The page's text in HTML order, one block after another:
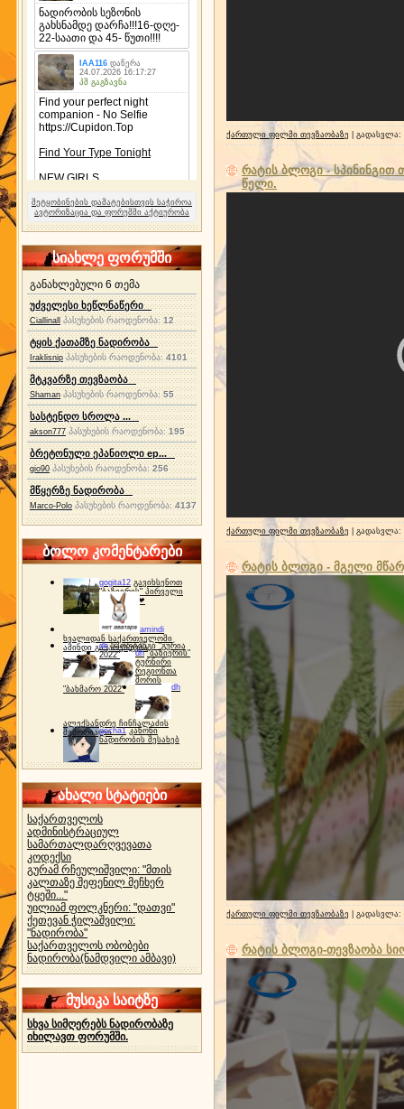
შეტყობინების დამატებისთვის საჭიროა
ავტორიზაცია და ფორუმში აქტიურობა
სიახლე ფორუმში
განახლებული 6 თემა
უძველესი ხეწლნაწერი
Ciallinall პასუხების რაოდენობა:12
ტყის ქათამზე ნადირობა
Iraklisnip პასუხების რაოდენობა: 4101
მტკვარზე თევზაობა
Shaman პასუხების რაოდენობა:55
სასტენდო სროლა ...
akson777 პასუხების რაოდენობა:195
ბრეტონული ეპანიოლი ep...
gio90 პასუხების რაოდენობა:256
მწყერზე ნადირობა
Marco-Polo პასუხების რაოდენობა:4137
ბოლო კომენტარები
gogita12 გავიხსენოთ
"ბაზიერის" პირველი
ტურნირი ❤
amindi
ხვალიდან საქართველოში
ამინდი გაუარესდება
dh სპორტინგი "გურია
2022"
dh "ბაზიერის"
ტურნირი
რეგიონთა
შორის
"ბახმარო 2022"
dh
ალექსანდრე ჩინჩალაძის
მემორიალიgocha1 კანონი
ნადირობის შესახებ
ახალი სტატიები
საქართველოს
ადმინისტრაციულ
სამართალდარღვევათა
კოდექსი
გურამ რჩეულიშვილი: "მთის
კალთაზე შეფენილ მეჩხერ
ტყეში..."
უილიამ ფოლკნერი: "დათვი"
ქეთევან ჭილაშვილი:
"ნადირობა"
საქართველოს ობობები
ნადირობა(ნამდვილი ამბავი)
მუსიკა საიტზე
სხვა სიმღერებს ნადირობაზე
იხილავთ ფორუმში.
ქართული ფილმი თევზაობაზე |
რატის ბლოგი - სპინინგით
წელი.
ქართული ფილმი თევზაობაზე |
რატის ბლოგი - მგელი
ქართული ფილმი თევზაობაზე |
რატის ბლოგი-თევზაობა